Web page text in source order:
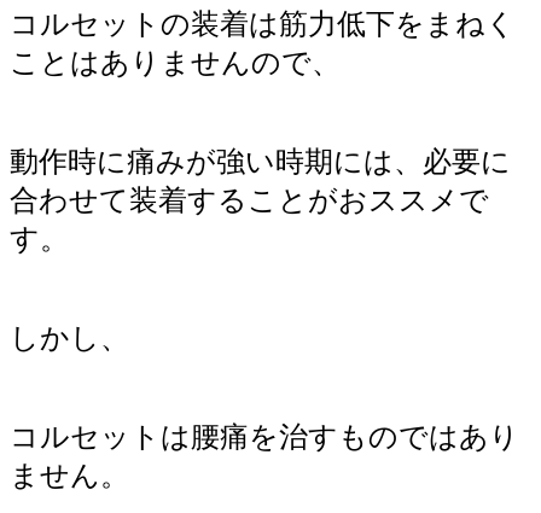
コルセットの装着は筋力低下をまねく
ことはありませんので、
動作時に痛みが強い時期には、必要に
合わせて装着することがおススメで
す。
しかし、
コルセットは腰痛を治すものではあり
ません。